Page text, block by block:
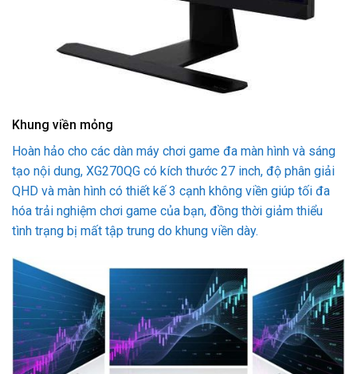
Khung viền mỏng
Hoàn hảo cho các dàn máy chơi game đa màn hình và sáng
tạo nội dung, XG270QG có kích thước 27 inch, độ phân giải
QHD và màn hình có thiết kế 3 cạnh không viền giúp tối đa
hóa trải nghiệm chơi game của bạn, đồng thời giảm thiểu
tình trạng bị mất tập trung do khung viền dày.